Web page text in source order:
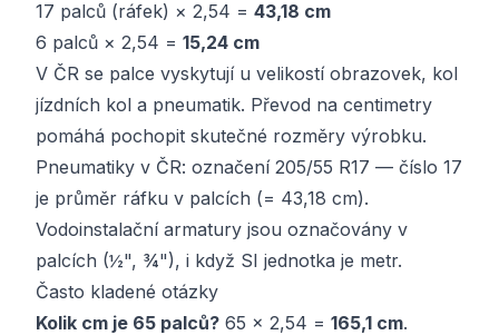
17 palců (ráfek) × 2,54 = 43,18 cm
6 palců × 2,54 = 15,24 cm
V ČR se palce vyskytují u velikostí obrazovek, kol
jízdních kol a pneumatik. Převod na centimetry
pomáhá pochopit skutečné rozměry výrobku.
Pneumatiky v ČR: označení 205/55 R17 — číslo 17
je průměr ráfku v palcích (= 43,18 cm).
Vodoinstalační armatury jsou označovány v
palcích (½", ¾"), i když SI jednotka je metr.
Často kladené otázky
Kolik cm je 65 palců? 65 × 2,54 = 165,1 cm.